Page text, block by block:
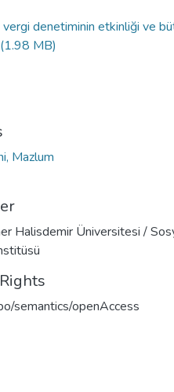
denetiminin etkinliği ve
MB)
Mazlum
Halisdemir Üniversitesi /
semantics/openAccess